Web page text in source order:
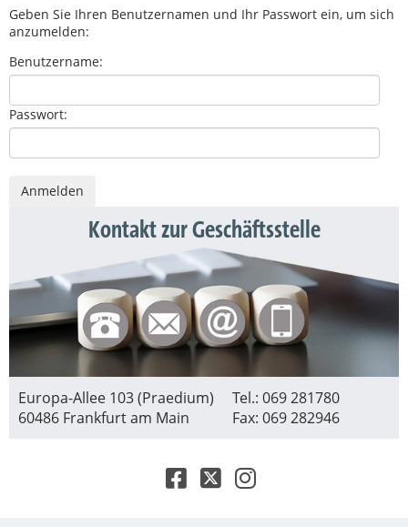
Geben Sie Ihren Benutzernamen und Ihr Passwort ein, um sich
anzumelden:
Benutzername:
Passwort:
Kontakt zur Geschäftsstelle
Europa-Allee 103 (Praedium)
60486 Frankfurt am Main
Tel.: 069 281780
Fax: 069 282946